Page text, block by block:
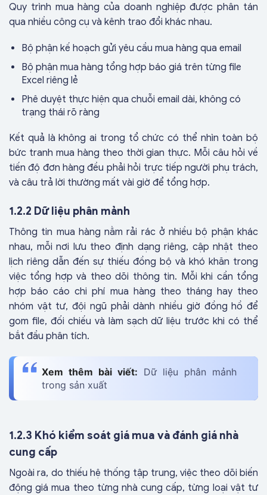
Quy trình mua hàng của doanh nghiệp được phân tán
qua nhiều công cụ và kênh trao đổi khác nhau.
Bộ phận kế hoạch gửi yêu cầu mua hàng qua email
Bộ phận mua hàng tổng hợp báo giá trên từng file
Excel riêng lẻ
Phê duyệt thực hiện qua chuỗi email dài, không có
trạng thái rõ ràng
Kết quả là không ai trong tổ chức có thể nhìn toàn bộ
bức tranh mua hàng theo thời gian thực. Mỗi câu hỏi về
tiến độ đơn hàng đều phải hỏi trực tiếp người phụ trách,
và câu trả lời thường mất vài giờ để tổng hợp.
1.2.2 Dữ liệu phân mảnh
Thông tin mua hàng nằm rải rác ở nhiều bộ phận khác
nhau, mỗi nơi lưu theo định dạng riêng, cập nhật theo
lịch riêng dẫn đến sự thiếu đồng bộ và khó khăn trong
việc tổng hợp và theo dõi thông tin. Mỗi khi cần tổng
hợp báo cáo chi phí mua hàng theo tháng hay theo
nhóm vật tư, đội ngũ phải dành nhiều giờ đồng hồ để
gom file, đối chiếu và làm sạch dữ liệu trước khi có thể
bắt đầu phân tích.
Xem thêm bài viết: Dữ liệu phân mảnh
trong sản xuất
1.2.3 Khó kiểm soát giá mua và đánh giá nhà
cung cấp
Ngoài ra, do thiếu hệ thống tập trung, việc theo dõi biến
động giá mua theo từng nhà cung cấp, từng loại vật tư